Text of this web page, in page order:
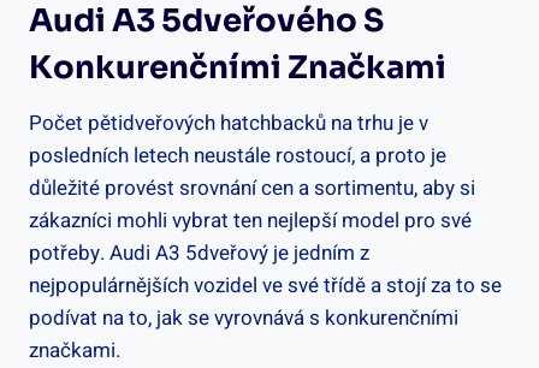
Audi A3 5dveřového S
Konkurenčními Značkami
Počet pětidveřových hatchbacků na trhu je v
posledních letech neustále rostoucí, a proto je
důležité provést srovnání cen a sortimentu, aby si
zákazníci mohli vybrat ten nejlepší model pro své
potřeby. Audi A3 5dveřový je jedním z
nejpopulárnějších vozidel ve své třídě a stojí za to se
podívat na to, jak se vyrovnává s konkurenčními
značkami.